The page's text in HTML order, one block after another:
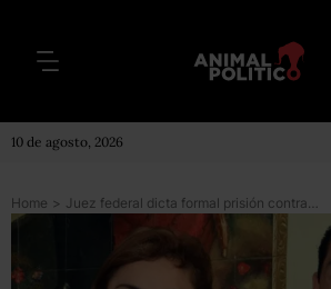
10 de agosto, 2026
Home > Juez federal dicta formal prisión contra José Luis Abarca